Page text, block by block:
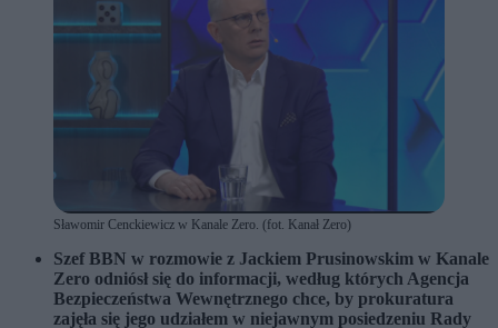
Sławomir Cenckiewicz w Kanale Zero. (fot. Kanał Zero)
Szef BBN w rozmowie z Jackiem Prusinowskim w Kanale
Zero odniósł się do informacji, według których Agencja
Bezpieczeństwa Wewnętrznego chce, by prokuratura
zajęła się jego udziałem w niejawnym posiedzeniu Rady